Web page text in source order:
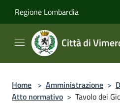
Regione Lombardia
Città di
Home > Amministrazione >
Atto normativo > Tavolo dei